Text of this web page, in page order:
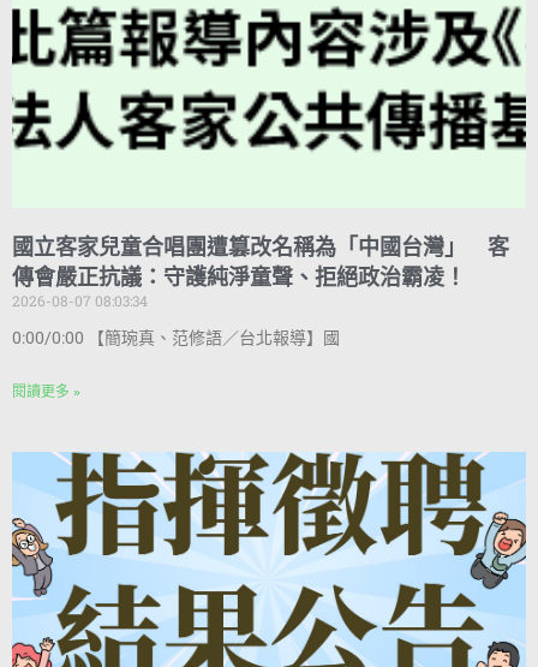
國立客家兒童合唱團遭篡改名稱為「中國台灣」 客
傳會嚴正抗議：守護純淨童聲、拒絕政治霸凌！
2026-08-07 08:03:34
0:00/0:00 【簡琬真、范修語／台北報導】國
閱讀更多 »